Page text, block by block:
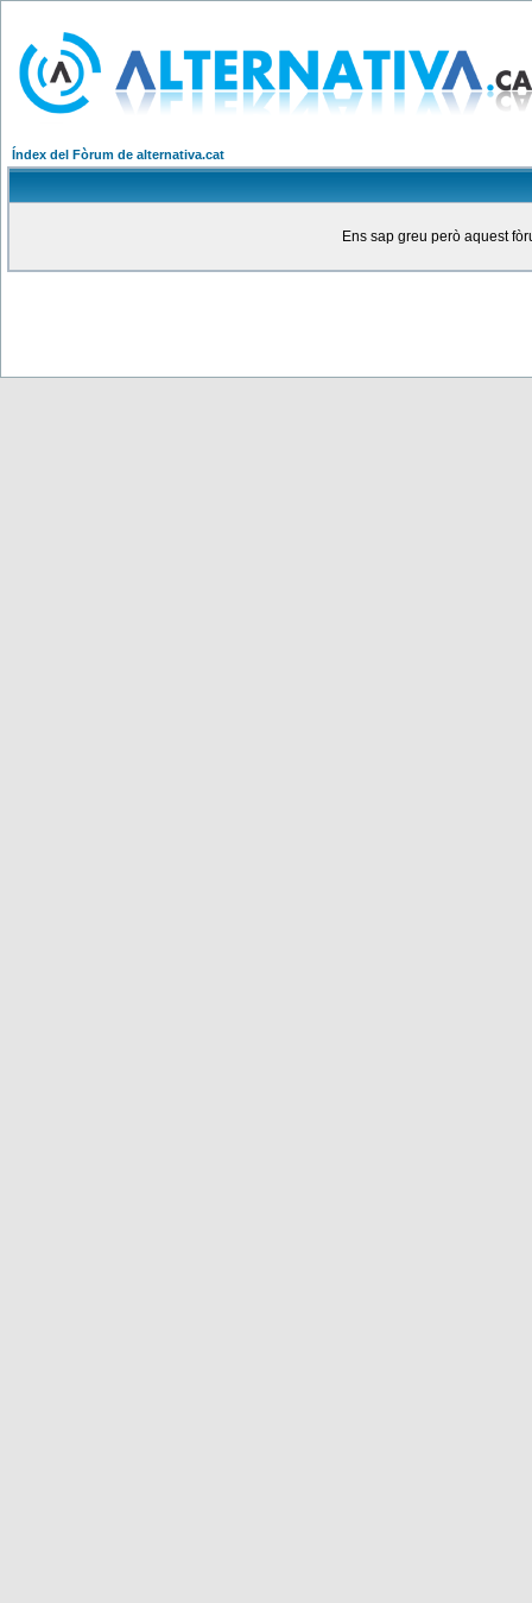
Índex del Fòrum de alternativa.cat
Ens sap greu però aquest